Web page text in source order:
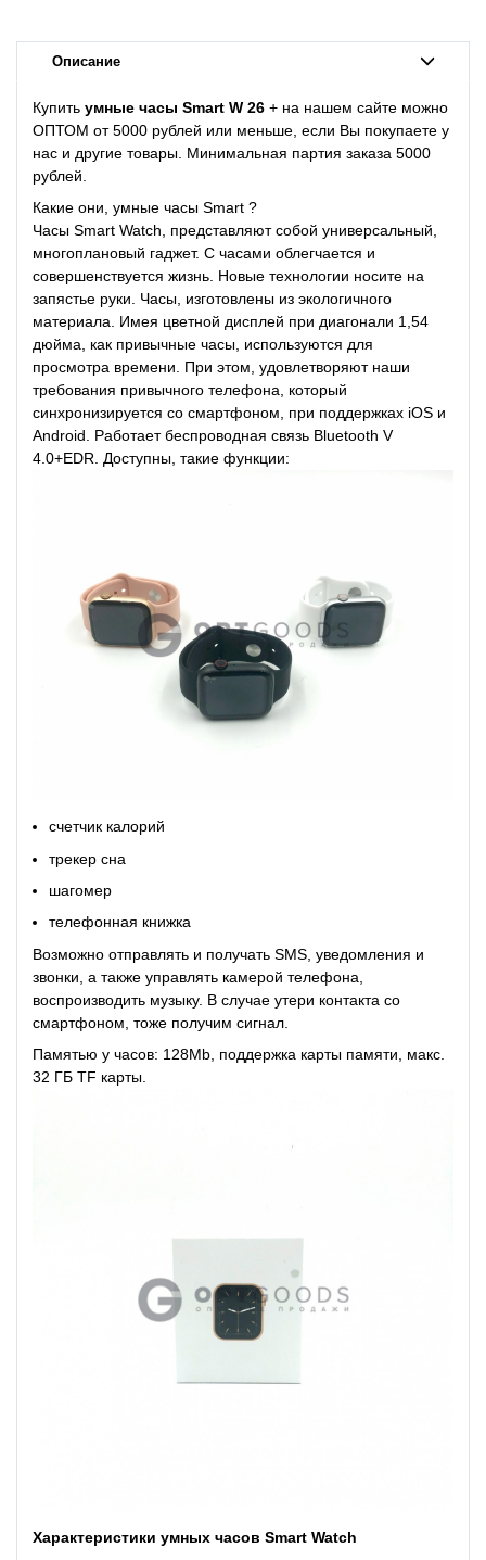
Описание
Купить умные часы Smart W 26 + на нашем сайте можно
ОПТОМ от 5000 рублей или меньше, если Вы покупаете у
нас и другие товары. Минимальная партия заказа 5000
рублей.
Какие они, умные часы Smart ?
Часы Smart Watch, представляют собой универсальный,
многоплановый гаджет. С часами облегчается и
совершенствуется жизнь. Новые технологии носите на
запястье руки. Часы, изготовлены из экологичного
материала. Имея цветной дисплей при диагонали 1,54
дюйма, как привычные часы, используются для
просмотра времени. При этом, удовлетворяют наши
требования привычного телефона, который
синхронизируется со смартфоном, при поддержках iOS и
Android. Работает беспроводная связь Bluetooth V
4.0+EDR. Доступны, такие функции:
счетчик калорий
трекер сна
шагомер
телефонная книжка
Возможно отправлять и получать SMS, уведомления и
звонки, а также управлять камерой телефона,
воспроизводить музыку. В случае утери контакта со
смартфоном, тоже получим сигнал.
Памятью у часов: 128Mb, поддержка карты памяти, макс.
32 ГБ TF карты.
Характеристики умных часов Smart Watch